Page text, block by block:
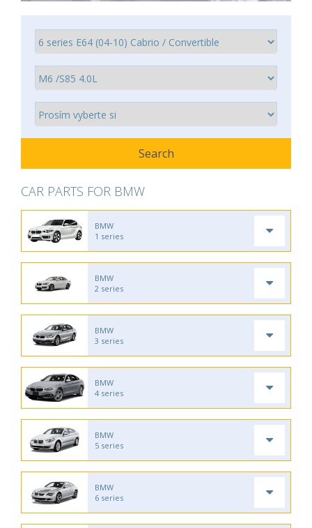
CAR PARTS FOR BMW
BMW
1 series
BMW
2 series
BMW
3 series
BMW
4 series
BMW
5 series
BMW
6 series